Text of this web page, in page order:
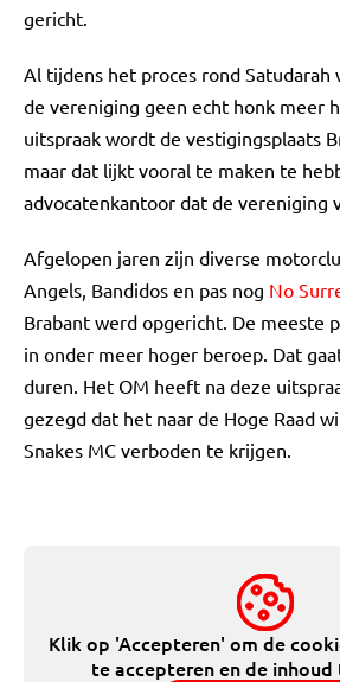
gericht.
Al tijdens het proces rond Satudarah
de vereniging geen echt honk meer
uitspraak wordt de vestigingsplaats
maar dat lijkt vooral te maken te
advocatenkantoor dat de vereniging
Afgelopen jaren zijn diverse
Angels, Bandidos en pas nog No
Brabant werd opgericht. De meeste
in onder meer hoger beroep. Dat
duren. Het OM heeft na deze
gezegd dat het naar de Hoge Raad
Snakes MC verboden te krijgen.
Klik op 'Accepteren' om de
te accepteren en de